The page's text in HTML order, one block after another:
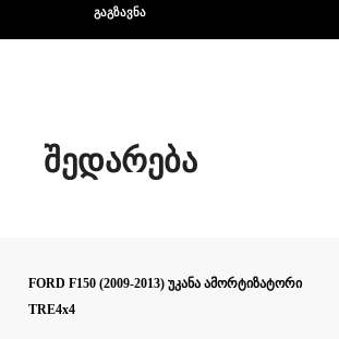
შედარება
FORD F150 (2009-2013) უკანა ამორტიზატორი
TRE4x4